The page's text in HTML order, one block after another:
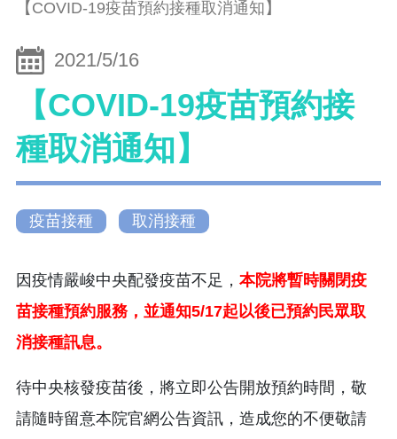
【COVID-19疫苗預約接種取消通知】
2021/5/16
【COVID-19疫苗預約接
種取消通知】
疫苗接種 取消接種
因疫情嚴峻中央配發疫苗不足， 本院將暫時關閉疫
苗接種預約服務，並通知5/17起以後已預約民眾取
消接種訊息。
待中央核發疫苗後，將立即公告開放預約時間，敬
請隨時留意本院官網公告資訊，造成您的不便敬請